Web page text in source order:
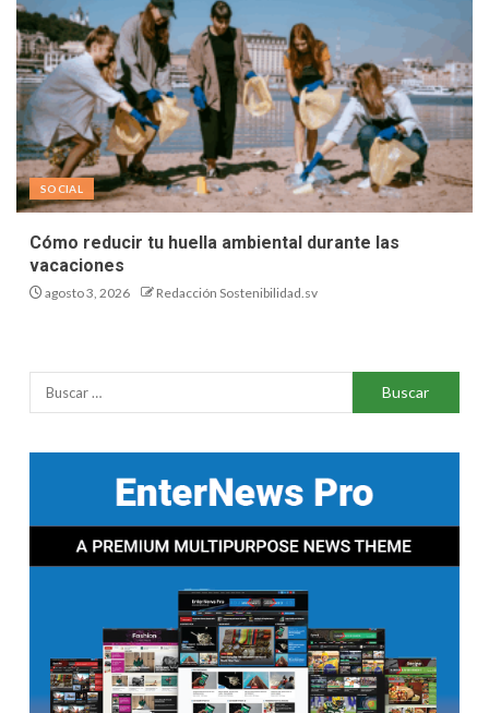
SOCIAL
Cómo reducir tu huella ambiental durante las
vacaciones
agosto 3, 2026 Redacción Sostenibilidad.sv